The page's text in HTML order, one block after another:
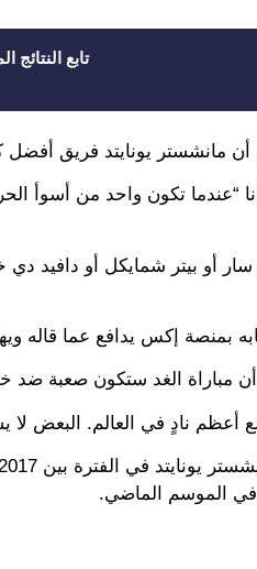
تابع النتائج
مانشستر يونايتد فريق أفضل
“عندما تكون واحد من أسوأ
أو بيتر شمايكل أو دافيد دي
بمنصة إكس يدافع عما قاله
أن مباراة الغد ستكون صعبة
أعظم نادٍ في العالم. البعض
في الموسم الماضي.